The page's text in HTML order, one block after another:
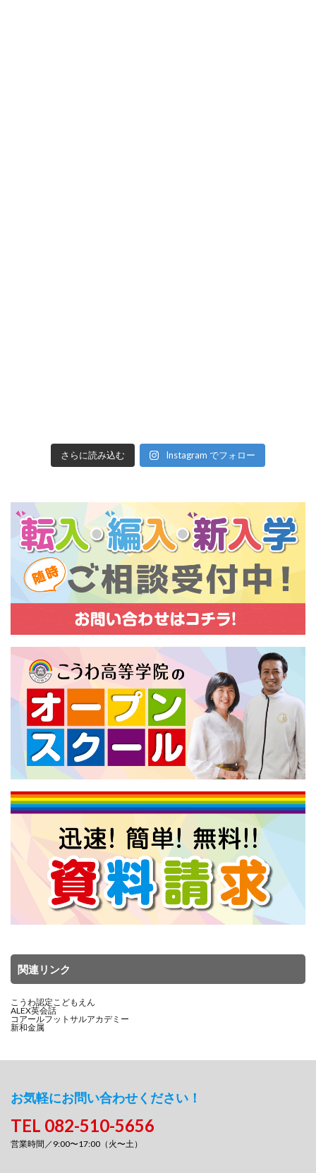
さらに読み込む Instagram でフォロー
関連リンク
こうわ認定こどもえん
ALEX英会話
コアールフットサルアカデミー
新和金属
お気軽にお問い合わせください！
TEL 082-510-5656
営業時間／9:00〜17:00（火〜土）